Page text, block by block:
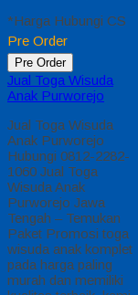
*Harga Hubungi CS
Pre Order
Pre Order
Jual Toga Wisuda
Anak Purworejo
Jual Toga Wisuda
Anak Purworejo
Hubungi 0812-2282-
1060 Jual Toga
Wisuda Anak
Purworejo Jawa
Tengah – Temukan
Paket Promosi toga
wisuda anak komplet
pada harga paling
murah dan memiliki